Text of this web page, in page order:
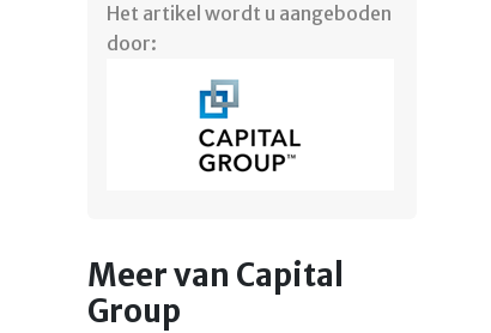
Het artikel wordt u aangeboden
door:
Meer van Capital
Group